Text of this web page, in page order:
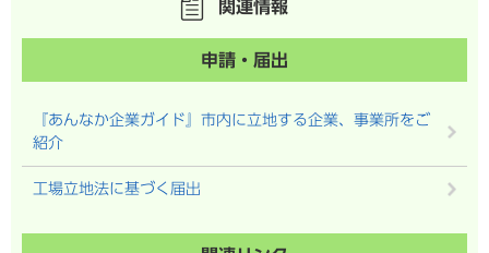
関連情報
申請・届出
『あんなか企業ガイド』市内に立地する企業、事業所をご
紹介
工場立地法に基づく届出